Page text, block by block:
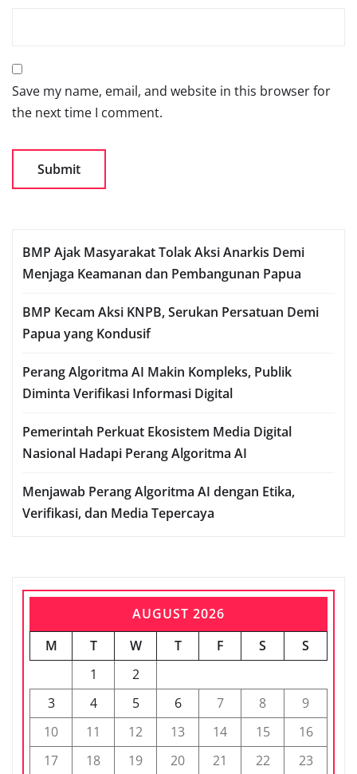
Save my name, email, and website in this browser for
the next time I comment.
BMP Ajak Masyarakat Tolak Aksi Anarkis Demi
Menjaga Keamanan dan Pembangunan Papua
BMP Kecam Aksi KNPB, Serukan Persatuan Demi
Papua yang Kondusif
Perang Algoritma AI Makin Kompleks, Publik
Diminta Verifikasi Informasi Digital
Pemerintah Perkuat Ekosistem Media Digital
Nasional Hadapi Perang Algoritma AI
Menjawab Perang Algoritma AI dengan Etika,
Verifikasi, dan Media Tepercaya
AUGUST 2026
M
T W T F S
S
1
2
3
4 5 6 7 8
9
10
11 12 13 14 15
16
17
18 19 20 21 22
23